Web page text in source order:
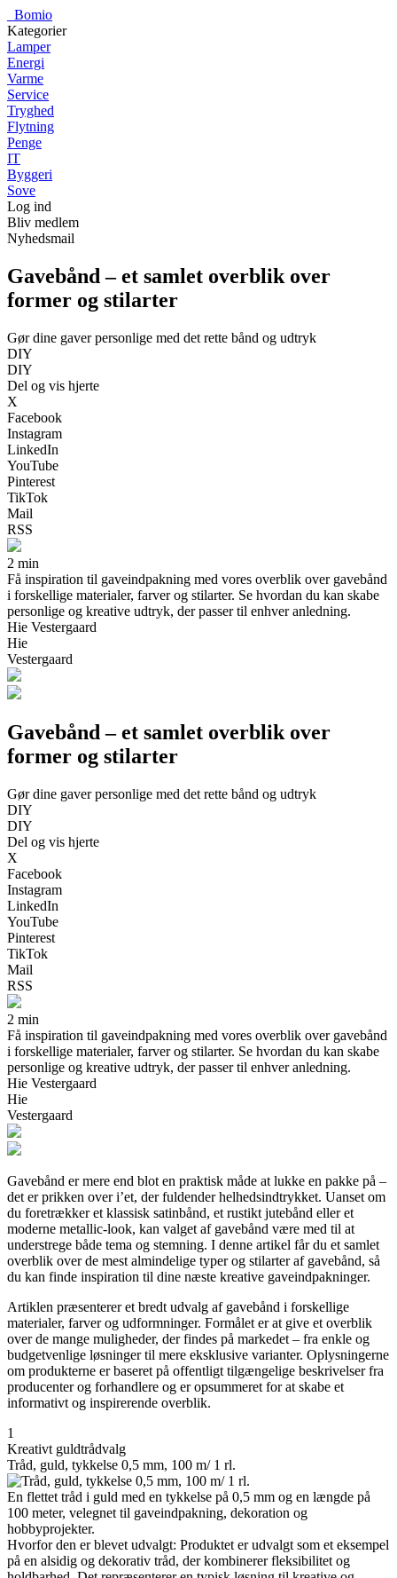
Bomio
Kategorier
Lamper
Energi
Varme
Service
Tryghed
Flytning
Penge
IT
Byggeri
Sove
Log ind
Bliv medlem
Nyhedsmail
Gavebånd – et samlet overblik over
former og stilarter
Gør dine gaver personlige med det rette bånd og udtryk
DIY
DIY
Del og vis hjerte
X
Facebook
Instagram
LinkedIn
YouTube
Pinterest
TikTok
Mail
RSS
2 min
Få inspiration til gaveindpakning med vores overblik over gavebånd
i forskellige materialer, farver og stilarter. Se hvordan du kan skabe
personlige og kreative udtryk, der passer til enhver anledning.
Hie Vestergaard
Hie
Vestergaard
Gavebånd – et samlet overblik over
former og stilarter
Gør dine gaver personlige med det rette bånd og udtryk
DIY
DIY
Del og vis hjerte
X
Facebook
Instagram
LinkedIn
YouTube
Pinterest
TikTok
Mail
RSS
2 min
Få inspiration til gaveindpakning med vores overblik over gavebånd
i forskellige materialer, farver og stilarter. Se hvordan du kan skabe
personlige og kreative udtryk, der passer til enhver anledning.
Hie Vestergaard
Hie
Vestergaard
Gavebånd er mere end blot en praktisk måde at lukke en pakke på –
det er prikken over i’et, der fuldender helhedsindtrykket. Uanset om
du foretrækker et klassisk satinbånd, et rustikt jutebånd eller et
moderne metallic-look, kan valget af gavebånd være med til at
understrege både tema og stemning. I denne artikel får du et samlet
overblik over de mest almindelige typer og stilarter af gavebånd, så
du kan finde inspiration til dine næste kreative gaveindpakninger.
Artiklen præsenterer et bredt udvalg af gavebånd i forskellige
materialer, farver og udformninger. Formålet er at give et overblik
over de mange muligheder, der findes på markedet – fra enkle og
budgetvenlige løsninger til mere eksklusive varianter. Oplysningerne
om produkterne er baseret på offentligt tilgængelige beskrivelser fra
producenter og forhandlere og er opsummeret for at skabe et
informativt og inspirerende overblik.
1
Kreativt guldtrådvalg
Tråd, guld, tykkelse 0,5 mm, 100 m/ 1 rl.
En flettet tråd i guld med en tykkelse på 0,5 mm og en længde på
100 meter, velegnet til gaveindpakning, dekoration og
hobbyprojekter.
Hvorfor den er blevet udvalgt: Produktet er udvalgt som et eksempel
på en alsidig og dekorativ tråd, der kombinerer fleksibilitet og